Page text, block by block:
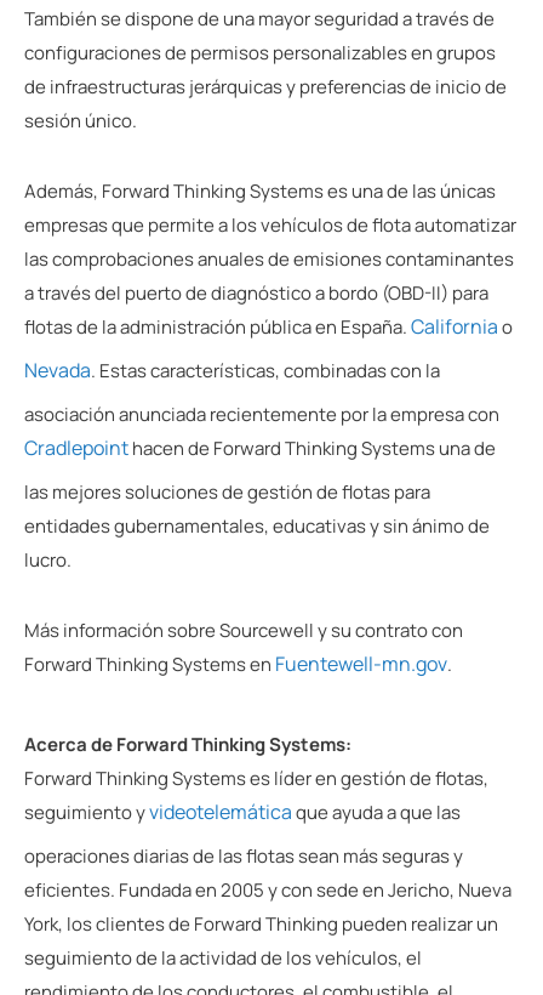
También se dispone de una mayor seguridad a través de
configuraciones de permisos personalizables en grupos
de infraestructuras jerárquicas y preferencias de inicio de
sesión único.
Además, Forward Thinking Systems es una de las únicas
empresas que permite a los vehículos de flota automatizar
las comprobaciones anuales de emisiones contaminantes
a través del puerto de diagnóstico a bordo (OBD-II) para
flotas de la administración pública en España.Californiao
Nevada. Estas características, combinadas con la
asociación anunciada recientemente por la empresa con
Cradlepointhacen de Forward Thinking Systems una de
las mejores soluciones de gestión de flotas para
entidades gubernamentales, educativas y sin ánimo de
lucro.
Más información sobre Sourcewell y su contrato con
Forward Thinking Systems en Fuentewell-mn.gov.
Acerca de Forward Thinking Systems:
Forward Thinking Systems es líder en gestión de flotas,
seguimiento yvideotelemáticaque ayuda a que las
operaciones diarias de las flotas sean más seguras y
eficientes. Fundada en 2005 y con sede en Jericho, Nueva
York, los clientes de Forward Thinking pueden realizar un
seguimiento de la actividad de los vehículos, el